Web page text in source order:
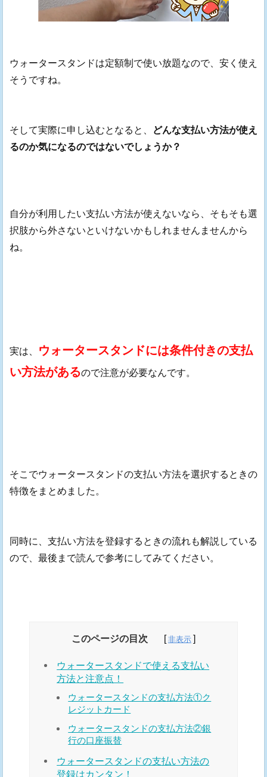
ウォータースタンドは定額制で使い放題なので、安く使え
そうですね。
そして実際に申し込むとなると、
どんな支払い方法が使え
るのか気になるのではないでしょうか？
自分が利用したい支払い方法が使えないなら、そもそも選
択肢から外さないといけないかもしれませんませんから
ね。
実は、
ウォータースタンドには条件付きの支払
い方法があるので注意が必要なんです。
そこでウォータースタンドの支払い方法を選択するときの
特徴をまとめました。
同時に、支払い方法を登録するときの流れも解説している
ので、最後まで読んで参考にしてみてください。
このページの目次
ウォータースタンドで使える支払い
方法と注意点！
ウォータースタンドの支払方法①ク
レジットカード
ウォータースタンドの支払方法②銀
行の口座振替
ウォータースタンドの支払い方法の
登録はカンタン！